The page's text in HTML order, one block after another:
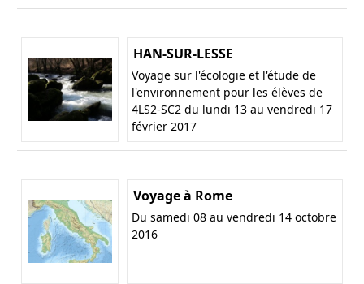
HAN-SUR-LESSE
Voyage sur l'écologie et l'étude de
l'environnement pour les élèves de
4LS2-SC2 du lundi 13 au vendredi 17
février 2017
Voyage à Rome
Du samedi 08 au vendredi 14 octobre
2016